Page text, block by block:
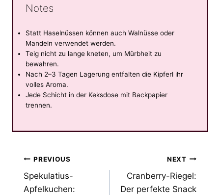
Notes
Statt Haselnüssen können auch Walnüsse oder
Mandeln verwendet werden.
Teig nicht zu lange kneten, um Mürbheit zu
bewahren.
Nach 2–3 Tagen Lagerung entfalten die Kipferl ihr
volles Aroma.
Jede Schicht in der Keksdose mit Backpapier
trennen.
Post
navigation
PREVIOUS
Spekulatius-
Apfelkuchen:
NEXT
Cranberry-Riegel:
Der perfekte Snack